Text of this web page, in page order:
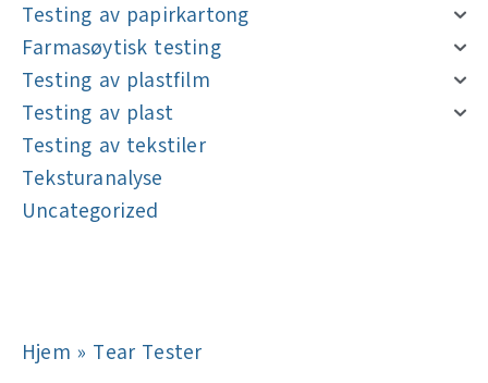
Testing av papirkartong
Farmasøytisk testing
Testing av plastfilm
Testing av plast
Testing av tekstiler
Teksturanalyse
Uncategorized
Hjem » Tear Tester